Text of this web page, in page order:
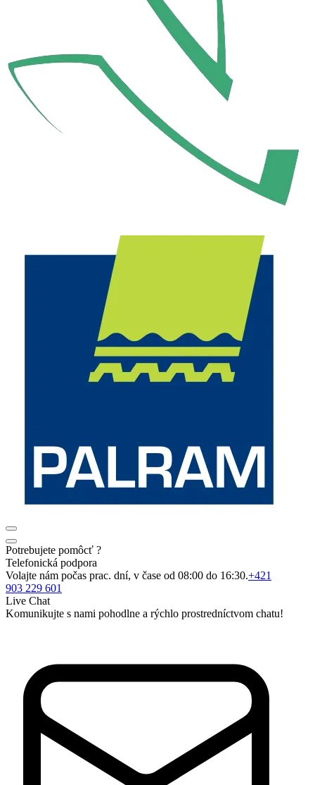
Potrebujete pomôcť ?
Telefonická podpora
Volajte nám počas prac. dní, v čase od 08:00 do 16:30.+421
903 229 601
Live Chat
Komunikujte s nami pohodlne a rýchlo prostredníctvom chatu!